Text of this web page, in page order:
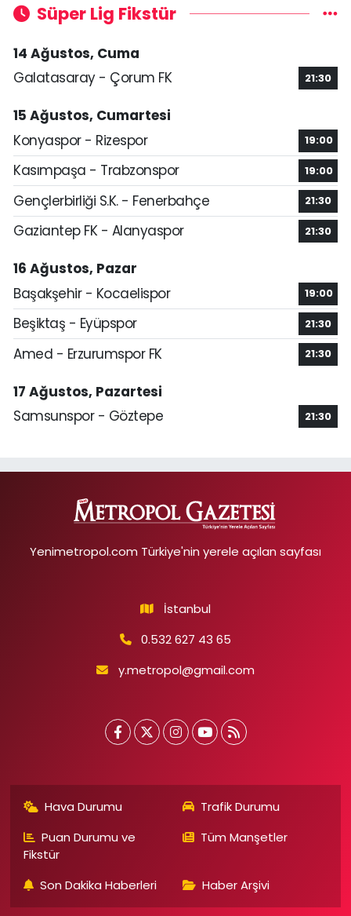
Süper Lig Fikstür
14 Ağustos, Cuma
Galatasaray - Çorum FK
21:30
15 Ağustos, Cumartesi
Konyaspor - Rizespor
19:00
Kasımpaşa - Trabzonspor 19:00
Gençlerbirliği S.K. - Fenerbahçe 21:30
Gaziantep FK - Alanyaspor 21:30
16 Ağustos, Pazar
Başakşehir - Kocaelispor
19:00
Beşiktaş - Eyüpspor 21:30
Amed - Erzurumspor FK 21:30
17 Ağustos, Pazartesi
Samsunspor - Göztepe
21:30
Yenimetropol.com Türkiye'nin yerele açılan sayfası
İstanbul
0.532 627 43 65
y.metropol@gmail.com
Hava Durumu
Trafik Durumu
Puan Durumu ve
Fikstür
Tüm Manşetler
Son Dakika Haberleri Haber Arşivi